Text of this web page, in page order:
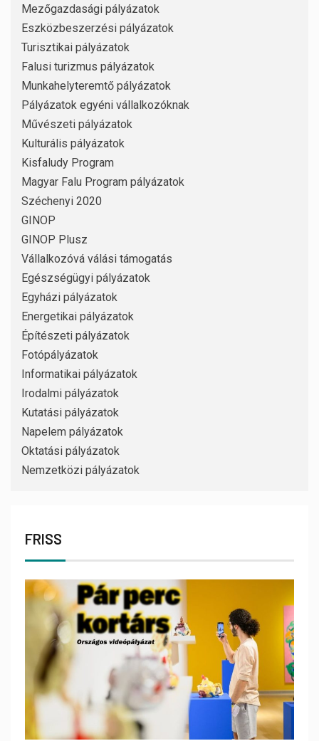
Mezőgazdasági pályázatok
Eszközbeszerzési pályázatok
Turisztikai pályázatok
Falusi turizmus pályázatok
Munkahelyteremtő pályázatok
Pályázatok egyéni vállalkozóknak
Művészeti pályázatok
Kulturális pályázatok
Kisfaludy Program
Magyar Falu Program pályázatok
Széchenyi 2020
GINOP
GINOP Plusz
Vállalkozóvá válási támogatás
Egészségügyi pályázatok
Egyházi pályázatok
Energetikai pályázatok
Építészeti pályázatok
Fotópályázatok
Informatikai pályázatok
Irodalmi pályázatok
Kutatási pályázatok
Napelem pályázatok
Oktatási pályázatok
Nemzetközi pályázatok
FRISS